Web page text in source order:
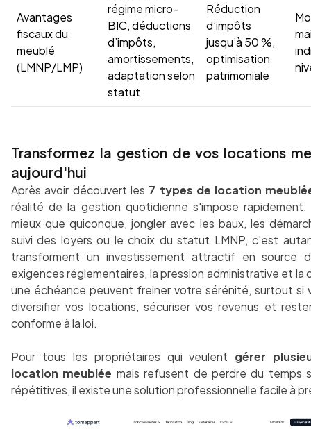
Avantages
fiscaux du
meublé
(LMNP/LMP)
régime micro-
BIC, déductions
d’impôts,
amortissements,
adaptation selon
statut
Réduction
d’impôts
jusqu’à 50 %,
optimisation
patrimoniale
Transformez la gestion de vos locations
aujourd'hui
Après avoir découvert les 7 types de location
réalité de la gestion quotidienne s'impose rapidement.
mieux que quiconque, jongler avec les baux, les
suivi des loyers ou le choix du statut LMNP, c'est
transforment un investissement attractif en source
exigences réglementaires, la pression administrative et la
une échéance peuvent freiner votre sérénité, surtout si
diversifier vos locations, sécuriser vos revenus et
conforme à la loi.
Pour tous les propriétaires qui veulent gérer
location meublée mais refusent de perdre du temps
répétitives, il existe une solution professionnelle facile à